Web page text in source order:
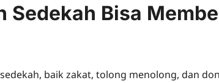
Sedekah Bisa
baik zakat, tolong menolong, dan